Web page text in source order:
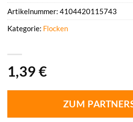
1,39 €
ZUM
Artikelnummer: 4104420115743
Kategorie: Flocken